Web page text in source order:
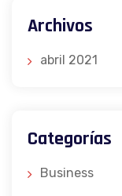
Archivos
abril 2021
Categorías
Business